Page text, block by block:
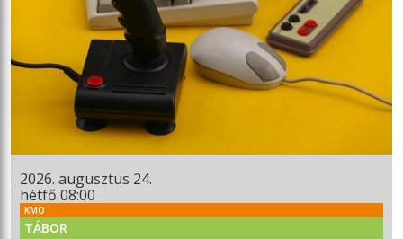
2026. augusztus 24.
hétfő 08:00
KMO
TÁBOR